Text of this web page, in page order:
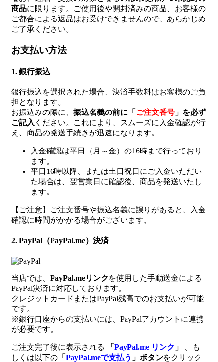
商品に限ります。ご使用後や開封済みの商品、お客様の
ご都合による返品はお受けできませんので、あらかじめ
ご了承ください。
お支払い方法
1. 銀行振込
銀行振込を選択された場合、決済手数料はお客様のご負
担となります。
お振込みの際に、 振込名義の前に「 ご注文番号 」を必ず
ご記入 ください。これにより、スムーズに入金確認が行
え、商品の発送手続きが迅速になります。
入金確認は平日（月～金）の16時まで行っており
ます。
平日16時以降、または土日祝日にご入金いただい
た場合は、翌営業日に確認後、商品を発送いたし
ます。
【ご注意】ご注文番号や振込名義に誤りがあると、入金
確認に時間がかかる場合がございます。
2. PayPal（PayPal.me）決済
当店では、 PayPal.meリンク を使用した手動送金による
PayPal決済に対応しております。
クレジットカードまたはPayPal残高でのお支払いが可能
です。
※銀行口座からの支払いには、PayPalアカウントに連携
が必要です。
ご注文完了後に表示される 「 PayPal.me リンク 」
、も
しくは以下の 「 PayPal.meで支払う 」ボタンをクリック